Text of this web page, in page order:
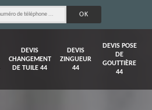
DEVIS
CHANGEMENT
DE TUILE 44
DEVIS
ZINGUEUR
44
DEVIS POSE
DE
GOUTTIÈRE
44